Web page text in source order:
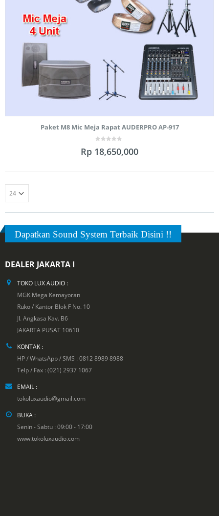
Paket M8 Mic Meja Rapat AUDERPRO AP-917
out
Rp 18,650,000
Dapatkan Sound System Terbaik Disini !!
DEALER JAKARTA I
TOKO LUX AUDIO :
MGK Mega Kemayoran
Ruko / Kantor Blok F No. 10
Jl. Angkasa Kav. B6
JAKARTA PUSAT 10610
KONTAK :
HP / WhatsApp / SMS : 0812 8989 8988
Telp / Fax : (021) 2937 1067
EMAIL :
tokoluxaudio@gmail.com
BUKA :
Senin - Sabtu : 09:00 - 17:00
www.tokoluxaudio.com